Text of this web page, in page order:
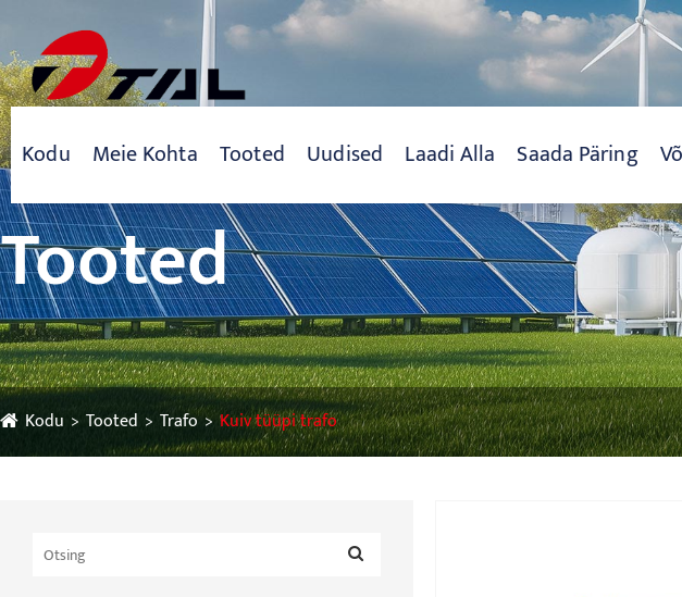
Kodu Meie Kohta Tooted Uudised Laadi Alla Saada Päring
Tooted
Kodu Tooted Trafo Kuiv tüüpi trafo